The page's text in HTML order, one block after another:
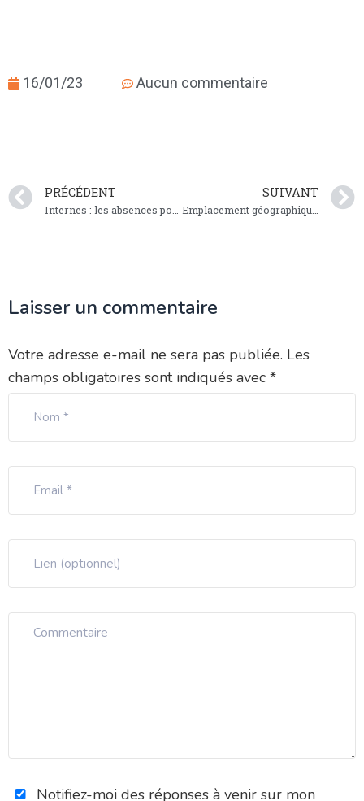
16/01/23 Aucun commentaire
PRÉCÉDENT SUIVANT
Laisser un commentaire
Votre adresse e-mail ne sera pas publiée. Les
champs obligatoires sont indiqués avec *
Notifiez-moi des réponses à venir sur mon